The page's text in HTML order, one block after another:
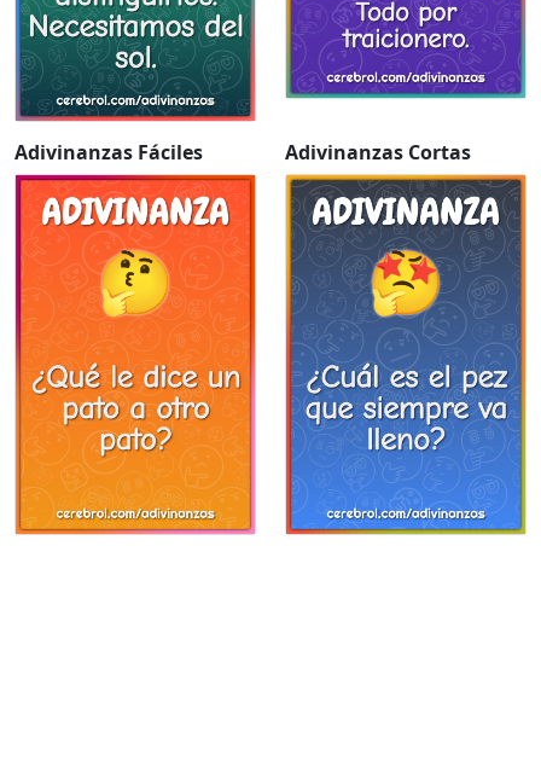
Adivinanzas Fáciles Adivinanzas Cortas